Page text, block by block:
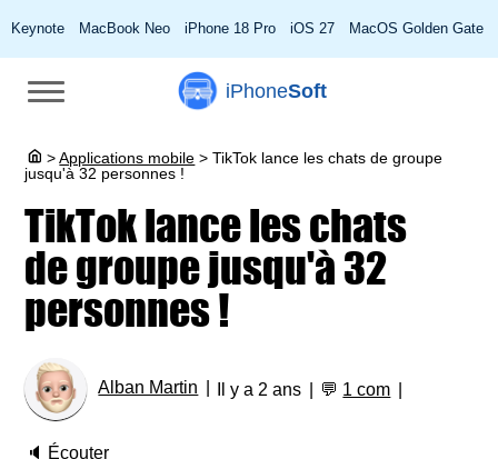
Keynote MacBook Neo iPhone 18 Pro iOS 27 MacOS Golden Gate
iPhoneSoft
> Applications mobile > TikTok lance les chats de groupe
jusqu'à 32 personnes !
TikTok lance les chats
de groupe jusqu'à 32
personnes !
Alban Martin Il y a 2 ans 💬 1 com
🔈 Écouter